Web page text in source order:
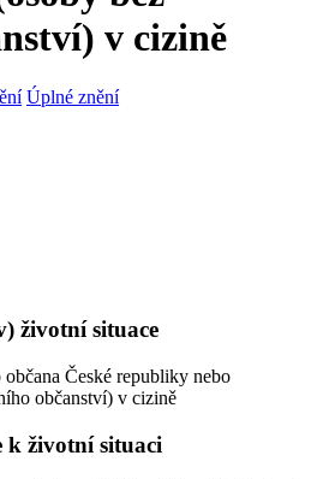
v cizině
Úplné znění
životní situace
České republiky nebo
občanství) v cizině
životní situaci